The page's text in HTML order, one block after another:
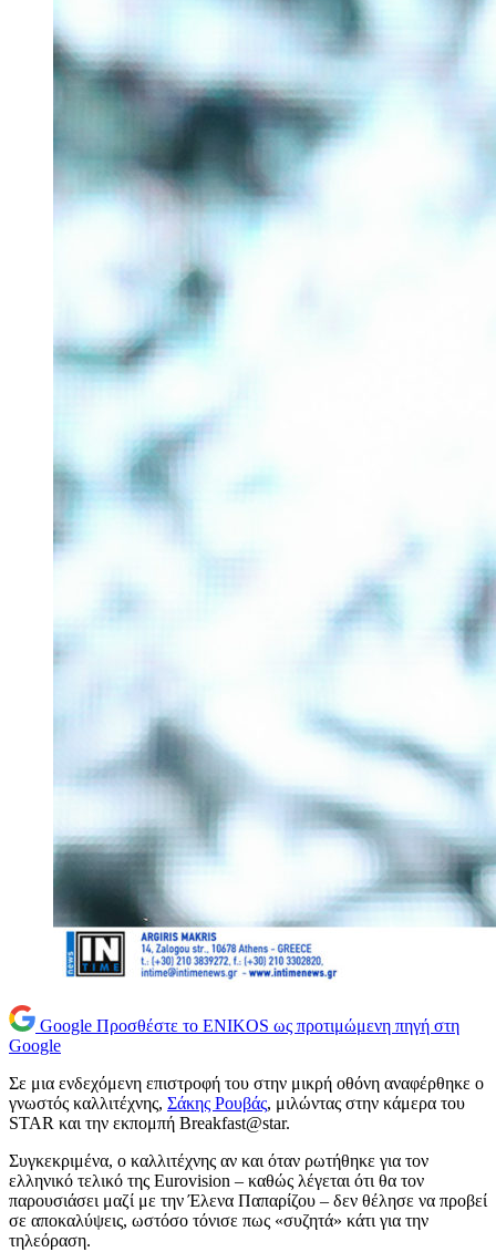
Google Προσθέστε το ENIKOS ως προτιμώμενη πηγή στη
Google
Σε μια ενδεχόμενη επιστροφή του στην μικρή οθόνη αναφέρθηκε ο
γνωστός καλλιτέχνης, Σάκης Ρουβάς, μιλώντας στην κάμερα του
STAR και την εκπομπή Breakfast@star.
Συγκεκριμένα, ο καλλιτέχνης αν και όταν ρωτήθηκε για τον
ελληνικό τελικό της Eurovision – καθώς λέγεται ότι θα τον
παρουσιάσει μαζί με την Έλενα Παπαρίζου – δεν θέλησε να προβεί
σε αποκαλύψεις, ωστόσο τόνισε πως «συζητά» κάτι για την
τηλεόραση.